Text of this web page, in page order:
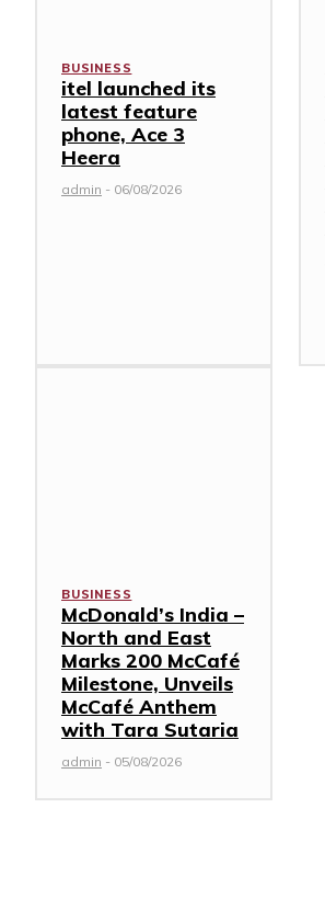
BUSINESS
itel launched its
latest feature
phone, Ace 3
Heera
admin - 06/08/2026
BUSINESS
McDonald’s India –
North and East
Marks 200 McCafé
Milestone, Unveils
McCafé Anthem
with Tara Sutaria
admin - 05/08/2026